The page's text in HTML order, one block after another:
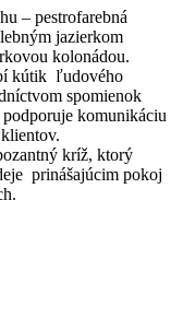
– pestrofarebná
jazierkom
kolonádou.
kútik ľudového
spomienok
komunikáciu
kríž, ktorý
prinášajúcim pokoj